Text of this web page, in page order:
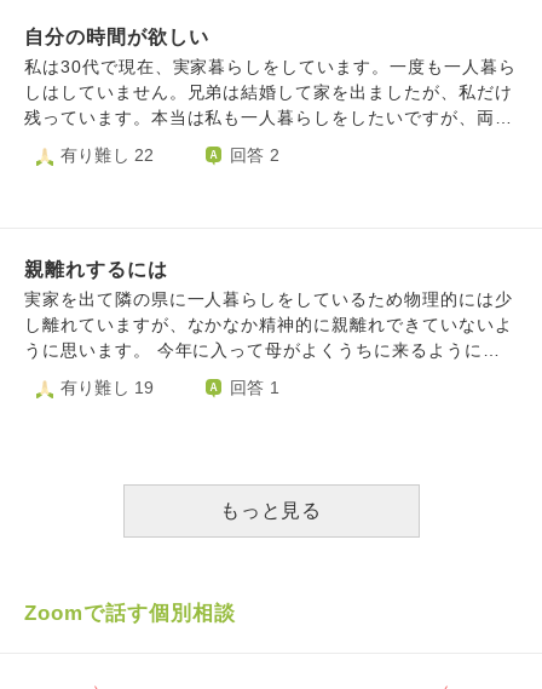
優しく接してくれます。 娘とはべったり母娘ではありませ
んでしたが 母の日には食事に連れて行ってくれたり一緒に
出掛けたり 普通の親子だと思っていたのでショックです。
自分の楽しみを見つけて仕事もしてそれなりに日々を送って
いますが ふっとした時に娘の旦那様を憎んでみたり あちら
のご両親を憎んでしまいます・・・。 みじめな母親なのに
から捨てていい」と母が決めた物です。 「家を出た癖に偉
そうにするな！」と怒鳴られました。偉そうにどなるのは、
いつも妹です。妹はすぐに激高するので、私は遠慮がちに
「一枚の紙でもお母さんが転ぶと危ないから、リビングの物
しかけているのですが・・・ これ以上がんばっても空回り
その後は、どんどん気が沈んでいくばかりです。 心の帰る
家も、両親との思い出も、全て奪われたような空っぽな気持
ちです。 今後、母や妹とどう接していけばいいのでしょう
か。妹は、彼氏を実家に引き込みたいようです。私は、売っ
て半分ずつにして実家を消してしまいたいです。父は理解し
てくれましたが、母はその時により変わります。 両親がい
をすでに亡くし兄弟仲の良い夫に、こんな話を聴かせること
も罪に思われ、時々躊躇します。
一人暮らしがしたいと言っても、犯罪に巻き込まれるかもし
れない危険だと怒鳴られ、過去に一人暮らし女性が巻き込ま
れた事件のニュースを見せてきて脅かしてきます。 車の免
許も取ると言っても事故に遭ったらどうすんだと怒鳴りま
で自分の人生はコンプレックスでしかありません。 「今一
必ず邪魔が入るのです。 毎日毎日つらいです 日本語おかし
いし、お坊さんにする話しじゃないし質問でもなくてごめん
なさい。 どうしてもつらくて、でもここしか吐き出せない
ので、吐き出せてください、、嫌な気持ちになったら無視し
自分の時間が欲しい
私は30代で現在、実家暮らしをしています。一度も一人暮ら
しはしていません。兄弟は結婚して家を出ましたが、私だけ
残っています。本当は私も一人暮らしをしたいですが、両親
が離婚寸前で特に母が30年間ずっと父のモラハラの言動で傷
ついているため、もし私まで出ていけば母への負担や心労が
できません。また、別居しようにも母の実家に相談しても
「夫婦喧嘩ぐらい自分で何とかしろ」と、実家に帰ってくる
なと意地悪をする毒親(私から見たら祖母)のため、実家にも
帰れません。そのため母が離婚や別居をしても、住む家もお
あり食事を作れない時は私が仕事が終わって帰宅した後、夜
ましくてたまりません。好きなだけ動画サイトを観て、旅行
して、夜遅くまで飲み歩いて、自分の時間をたっぷり楽しむ
ど、介護を実質やっているような状態です。平日や土日問わ
ず食料品や日用品の買い物に追われて、一人暮らしの人のよ
有り難し 22 回答 2
親離れするには
実家を出て隣の県に一人暮らしをしているため物理的には少
し離れていますが、なかなか精神的に親離れできていないよ
うに思います。 今年に入って母がよくうちに来るようにな
りました。子供が家を出た寂しさなのかもしれないと思って
います。そのことを考えると心配で、一緒に住んだりした方
す。でもいつまでも親のことばかり考えてしまうような気が
有り難し 19 回答 1
もっと見る
Zoomで話す個別相談